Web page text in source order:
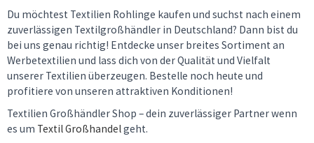
Du möchtest Textilien Rohlinge kaufen und suchst nach einem
zuverlässigen Textilgroßhändler in Deutschland? Dann bist du
bei uns genau richtig! Entdecke unser breites Sortiment an
Werbetextilien und lass dich von der Qualität und Vielfalt
unserer Textilien überzeugen. Bestelle noch heute und
profitiere von unseren attraktiven Konditionen!
Textilien Großhändler Shop – dein zuverlässiger Partner wenn
es um Textil Großhandelgeht.